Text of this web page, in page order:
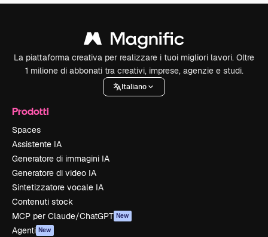
La piattaforma creativa per realizzare i tuoi migliori lavori. Oltre
1 milione di abbonati tra creativi, imprese, agenzie e studi.
Italiano
Prodotti
Spaces
Assistente IA
Generatore di immagini IA
Generatore di video IA
Sintetizzatore vocale IA
Contenuti stock
MCP per Claude/ChatGPT New
Agenti New